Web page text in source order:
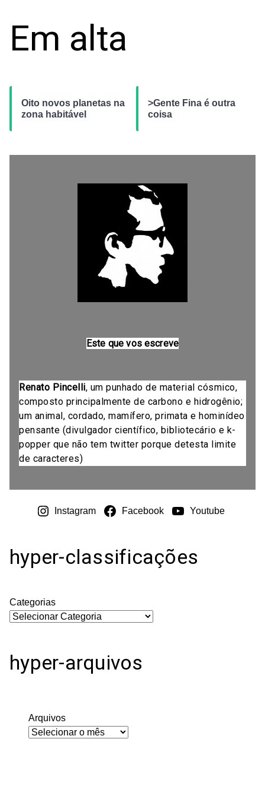
Em alta
Oito novos planetas na
zona habitável
>Gente Fina é outra
coisa
Este que vos escreve
Renato Pincelli, um punhado de material cósmico,
composto principalmente de carbono e hidrogênio;
um animal, cordado, mamífero, primata e hominídeo
pensante (divulgador científico, bibliotecário e k-
popper que não tem twitter porque detesta limite
de caracteres)
Instagram Facebook Youtube
hyper-classificações
Categorias
hyper-arquivos
Arquivos